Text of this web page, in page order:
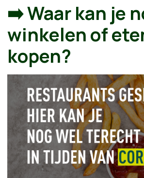
➡️ Waar kan je
winkelen of
kopen?